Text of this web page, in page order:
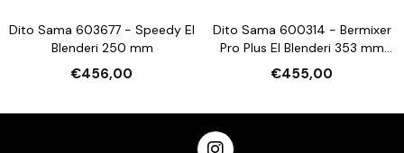
Dito Sama 603677 - Speedy El
Blenderi 250 mm
€456,00
Dito Sama 600314 - Bermixer
Pro Plus El Blenderi 353 mm
350 W
€455,00